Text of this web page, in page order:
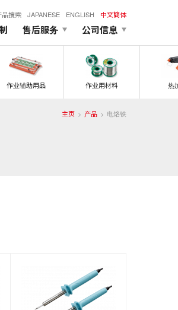
品搜索 JAPANESE ENGLISH 中文簡体
售后服务 公司信息
作业辅助用品 作业用材料 热
主页 产品 电烙铁